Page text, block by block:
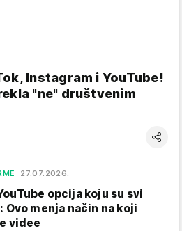
Instagram i YouTube!
"ne" društvenim
27.07.2026.
opcija koju su svi
Ovo menja način na koji
videe